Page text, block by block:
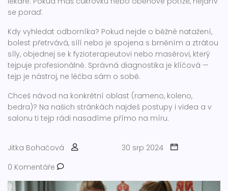
se poraď.
Kdy vyhledat odborníka? Pokud nejde o běžné natažení,
bolest přetrvává, sílí nebo je spojena s brněním a ztrátou
síly, objednej se k fyzioterapeutovi nebo masérovi, který
tejpuje profesionálně. Správná diagnostika je klíčová —
tejp je nástroj, ne léčba sám o sobě.
Chceš návod na konkrétní oblast (rameno, koleno,
bedra)? Na našich stránkách najdeš postupy i videa a v
salonu ti tejp rádi nasadíme přímo na míru.
Jitka Bohačová
30 srp 2024
0 Komentáře